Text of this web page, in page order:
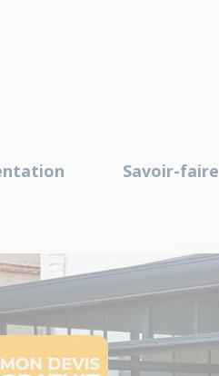
Savoir-faire